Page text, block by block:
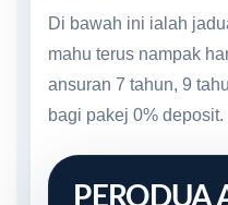
Di bawah ini ialah
mahu terus nampak
ansuran 7 tahun, 9
bagi pakej 0% deposit.
PERODUA